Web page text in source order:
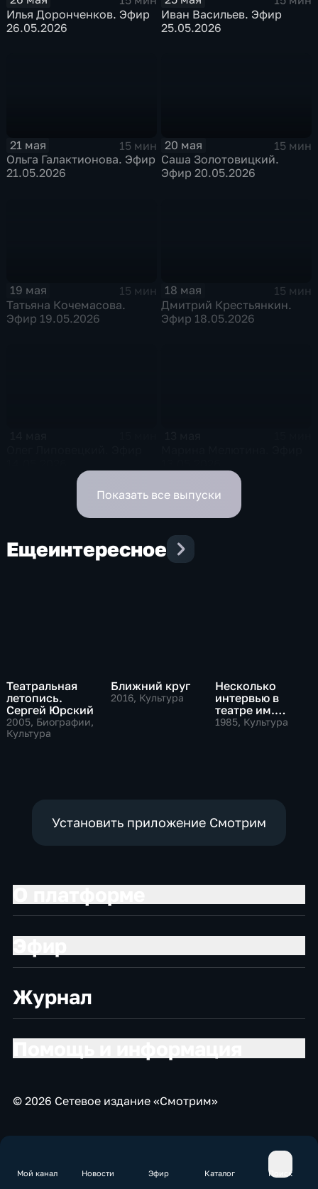
Мой канал Новости Эфир Каталог Поиск
Илья Доронченков. Эфир
26.05.2026
Иван Васильев. Эфир
25.05.2026
21 мая
15 мин
Ольга Галактионова. Эфир
21.05.2026
20 мая
15 мин
Саша Золотовицкий.
Эфир 20.05.2026
19 мая
15 мин
Татьяна Кочемасова.
Эфир 19.05.2026
18 мая
15 мин
Дмитрий Крестьянкин.
Эфир 18.05.2026
Показать все выпуски
Ещеинтересное
Театральная
летопись.
Сергей Юрский
2005, Биографии,
Культура
Ближний круг
2016, Культура
Несколько
интервью в
театре им.
Маяковского
1985, Культура
Установить приложение Смотрим
Журнал
© 2026 Сетевое издание «Смотрим»